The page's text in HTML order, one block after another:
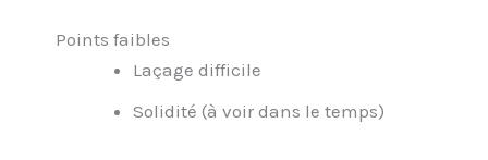
Points faibles
Laçage difficile
Solidité (à voir dans le temps)